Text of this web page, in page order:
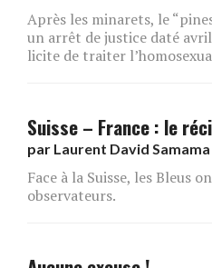
Après les minarets, le
un arrêt de justice daté
licite de traiter
Suisse – France : le
par Laurent David Samama
Face à la Suisse, les Bleus
observateurs.